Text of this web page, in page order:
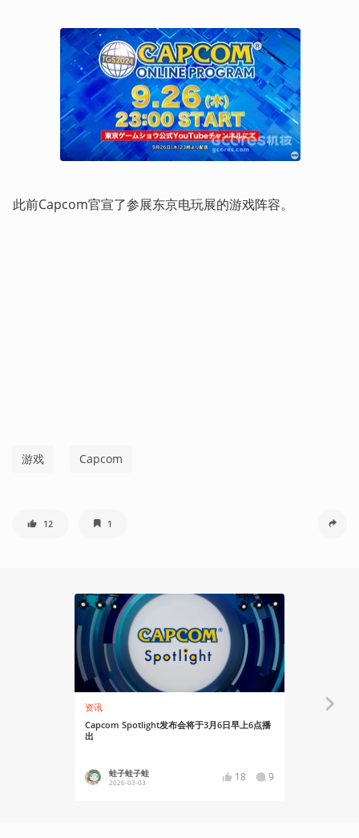
此前Capcom官宣了参展东京电玩展的游戏阵容。
游戏 Capcom
12 1
资讯
Capcom Spotlight发布会将于3月6日早上6点播
出
蛙子蛙子蛙
2026-03-03 18 9